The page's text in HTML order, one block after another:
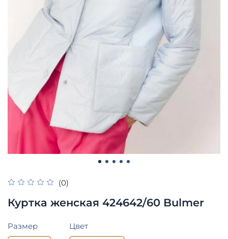
(0)
Куртка женская 424642/60 Bulmer
Размер Цвет